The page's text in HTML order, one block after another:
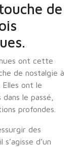
de
ont cette
de nostalgie à
Elles ont le
le passé,
profondes.
des
d’un